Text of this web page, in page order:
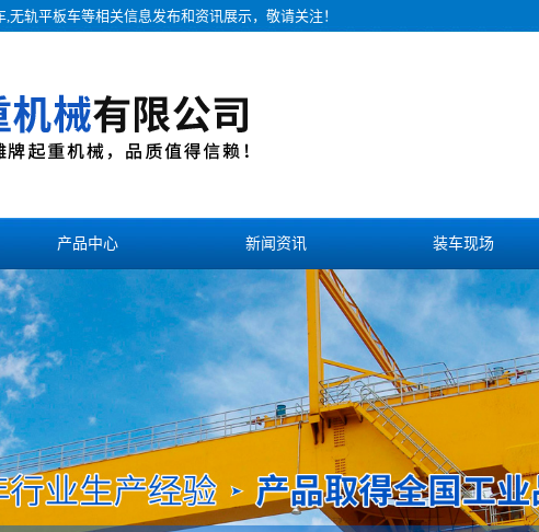
,无轨平板车等相关信息发布和资讯展示，敬请关注！
产品中心 新闻资讯 装车现场